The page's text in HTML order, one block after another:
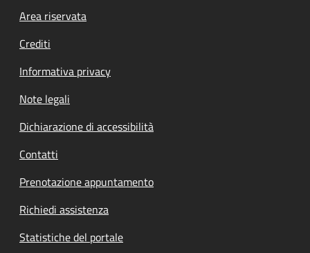
Footer menu
Area riservata
Crediti
Informativa privacy
Note legali
Dichiarazione di accessibilità
Contatti
Prenotazione appuntamento
Richiedi assistenza
Statistiche del portale